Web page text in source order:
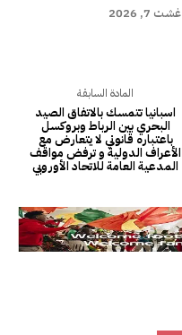
غشت 7, 2026
المادة السابقة
اسبانيا تتمسك بالاتفاق الصيد
البحري بين الرباط وبروكسل
باعتباره قانوني لا يتعارض مع
الأعراف الدولية و ترفض مواقف
المدعية العامة للاتحاد الأوروبي